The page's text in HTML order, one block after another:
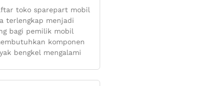
toko sparepart mobil
terlengkap menjadi
bagi pemilik mobil
komponen
bengkel mengalami